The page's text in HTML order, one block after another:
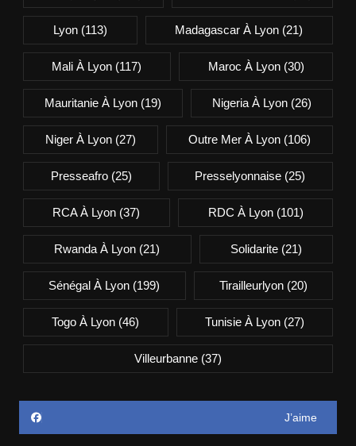
Lyon(113) Madagascar À Lyon (21)
Mali À Lyon (117) Maroc À Lyon(30)
Mauritanie À Lyon(19) Nigeria À Lyon (26)
Niger À Lyon(27) Outre Mer À Lyon (106)
Presseafro(25) Presselyonnaise (25)
RCA À Lyon (37) RDC À Lyon(101)
Rwanda À Lyon (21) Solidarite(21)
Sénégal À Lyon (199) Tirailleurlyon(20)
Togo À Lyon (46) Tunisie À Lyon(27)
Villeurbanne(37)
J’aime